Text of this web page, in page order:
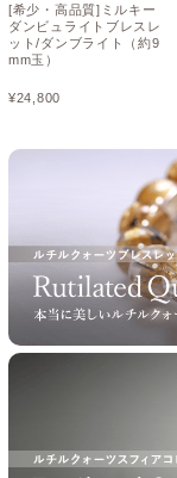
[希少・高品質]ミルキー
ダンビュライトブレスレ
ット/ダンブライト（約9
mm玉）
¥24,800